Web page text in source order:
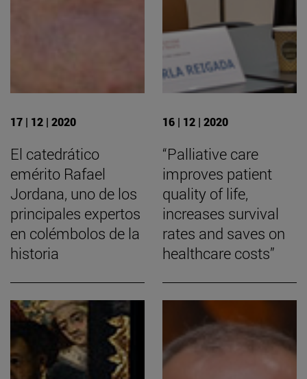
17 | 12 | 2020
El catedrático
emérito Rafael
Jordana, uno de los
principales expertos
en colémbolos de la
historia
16 | 12 | 2020
“Palliative care
improves patient
quality of life,
increases survival
rates and saves on
healthcare costs”